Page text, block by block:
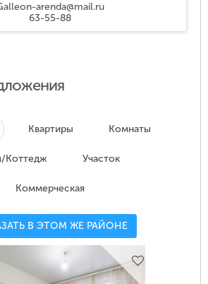
arenda@mail.ru
63-55-88
Квартиры Комнаты
Коттедж Участок
Коммерческая
В ЭТОМ ЖЕ РАЙОНЕ